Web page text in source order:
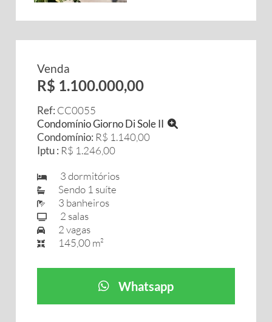
Venda
R$ 1.100.000,00
Ref: CC0055
Condomínio Giorno Di Sole II
Condomínio: R$ 1.140,00
Iptu : R$ 1.246,00
3 dormitórios
Sendo 1 suíte
3 banheiros
2 salas
2 vagas
145,00 m²
Whatsapp